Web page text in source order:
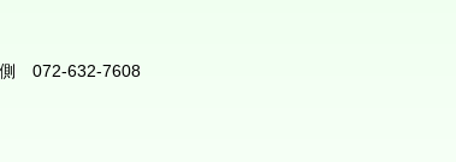
側 072-632-7608